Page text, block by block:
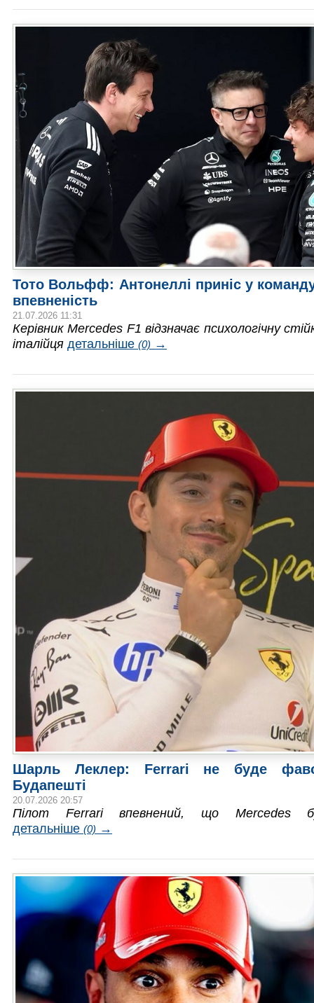
Тото Вольфф: Антонеллі приніс у
впевненість
21.07.2026 11:31
Керівник Mercedes F1 відзначає психологічну
італійця детальніше (0) →
Шарль Леклер: Ferrari не буде
Будапешті
20.07.2026 20:57
Пілот Ferrari впевнений, що Mercedes
детальніше (0) →